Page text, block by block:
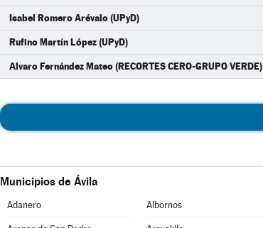
Isabel Romero Arévalo (UPyD)
Rufino Martín López (UPyD)
Alvaro Fernández Mateo (RECORTES CERO-GRUPO VERDE)
Municipios de Ávila
Adanero Albornos